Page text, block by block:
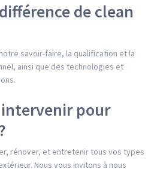
de clean
savoir-faire, la qualification et la
ainsi que des technologies et
intervenir pour
rénover, et entretenir tous vos types
Nous vous invitons à nous